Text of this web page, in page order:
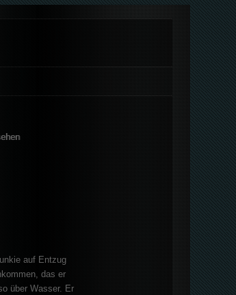
auf Entzug
das er
über Wasser. Er